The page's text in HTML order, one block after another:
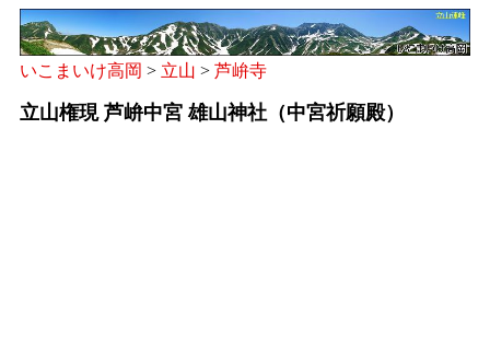
いこまいけ高岡 > 立山 > 芦峅寺
立山権現 芦峅中宮 雄山神社（中宮祈願殿）